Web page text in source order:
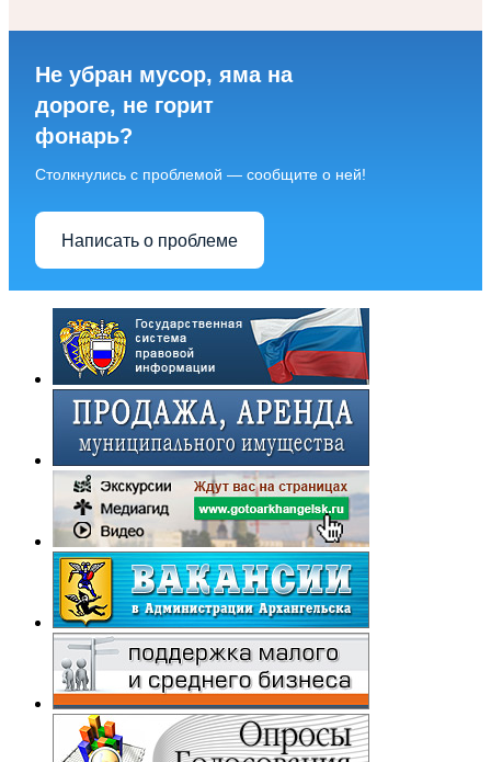
Не убран мусор, яма на
дороге, не горит
фонарь?
Столкнулись с проблемой — сообщите о ней!
Написать о проблеме